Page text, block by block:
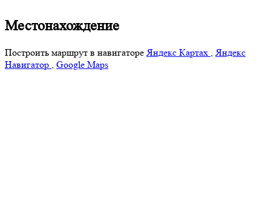
Местонахождение
Построить маршрут в навигатореЯндекс Картах ,Яндекс
Навигатор , Google Maps